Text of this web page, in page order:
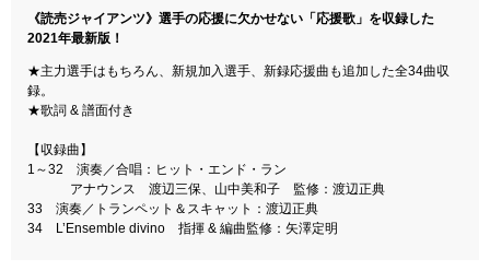
《読売ジャイアンツ》選手の応援に欠かせない「応援歌」を収録した
2021年最新版！
★主力選手はもちろん、新規加入選手、新録応援曲も追加した全34曲収
録。
★歌詞 & 譜面付き
【収録曲】
1～32 演奏／合唱：ヒット・エンド・ラン
アナウンス 渡辺三保、山中美和子 監修：渡辺正典
33 演奏／トランペット＆スキャット：渡辺正典
34 L’Ensemble divino 指揮 & 編曲監修：矢澤定明